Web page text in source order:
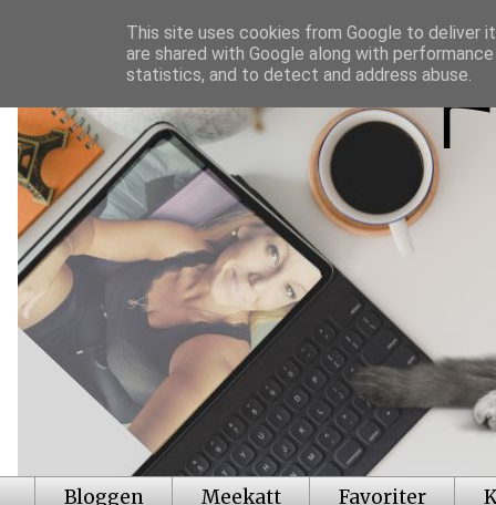
Bloggen Meekatt Favoriter
This site uses cookies from Google to deliver
are shared with Google along with
statistics, and to detect and address abuse.